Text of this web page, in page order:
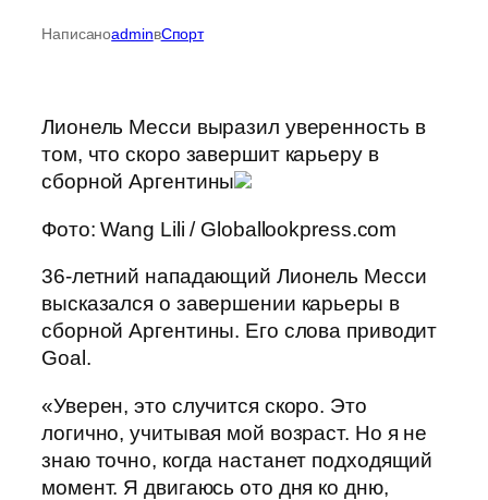
НаписаноadminвСпорт
Лионель Месси выразил уверенность в
том, что скоро завершит карьеру в
сборной Аргентины
Фото: Wang Lili / Globallookpress.com
36-летний нападающий Лионель Месси
высказался о завершении карьеры в
сборной Аргентины. Его слова приводит
Goal.
«Уверен, это случится скоро. Это
логично, учитывая мой возраст. Но я не
знаю точно, когда настанет подходящий
момент. Я двигаюсь ото дня ко дню,